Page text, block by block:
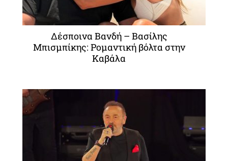
Δέσποινα Βανδή – Βασίλης
Μπισμπίκης: Ρομαντική βόλτα στην
Καβάλα